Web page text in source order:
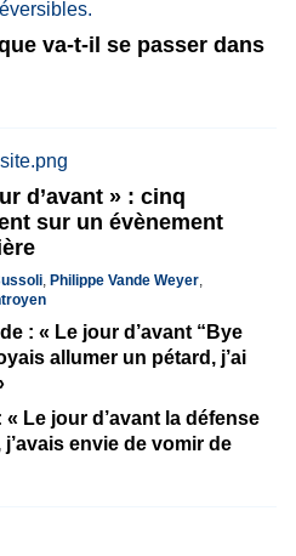
va-t-il se passer dans
d’avant » : cinq
sur un évènement
, Philippe Vande Weyer,
: « Le jour d’avant “Bye
allumer un pétard, j’ai
« Le jour d’avant la défense
envie de vomir de